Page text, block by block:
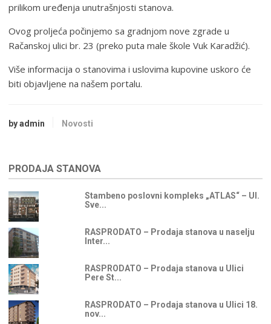
prilikom uređenja unutrašnjosti stanova.
Ovog proljeća počinjemo sa gradnjom nove zgrade u
Račanskoj ulici br. 23 (preko puta male škole Vuk Karadžić).
Više informacija o stanovima i uslovima kupovine uskoro će
biti objavljene na našem portalu.
by admin Novosti
PRODAJA STANOVA
Stambeno poslovni kompleks „ATLAS“ – Ul.
Sve...
RASPRODATO – Prodaja stanova u naselju
Inter...
RASPRODATO – Prodaja stanova u Ulici
Pere St...
RASPRODATO – Prodaja stanova u Ulici 18.
nov...